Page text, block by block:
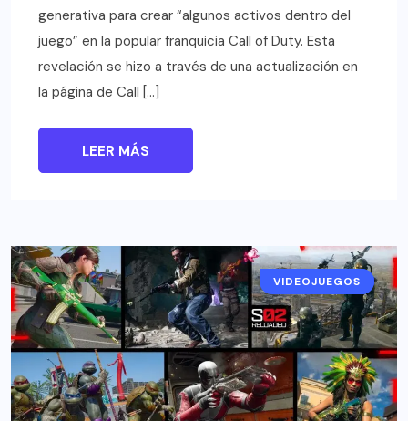
generativa para crear “algunos activos dentro del
juego” en la popular franquicia Call of Duty. Esta
revelación se hizo a través de una actualización en
la página de Call […]
LEER MÁS
NOTICIAS
VIDEOJUEGOS